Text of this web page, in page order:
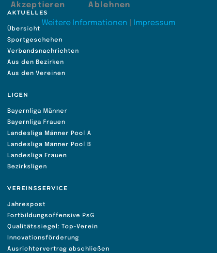
AKTUELLES
Übersicht
Sportgeschehen
Verbandsnachrichten
Aus den Bezirken
Aus den Vereinen
LIGEN
Bayernliga Männer
Bayernliga Frauen
Landesliga Männer Pool A
Landesliga Männer Pool B
Landesliga Frauen
Bezirksligen
VEREINSSERVICE
Jahrespost
Fortbildungsoffensive PsG
Qualitätssiegel: Top-Verein
Innovationsförderung
Ausrichtervertrag abschließen
Akzeptieren Ablehnen
Weitere Informationen Impressum